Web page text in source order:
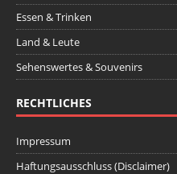
Essen & Trinken
Land & Leute
Sehenswertes & Souvenirs
RECHTLICHES
Impressum
Haftungsausschluss (Disclaimer)